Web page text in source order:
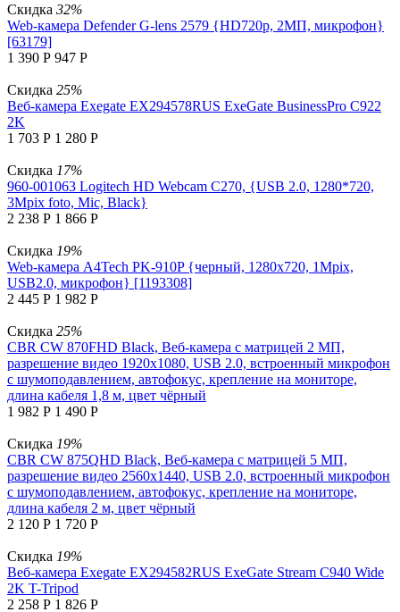
Скидка 32%
Web-камера Defender G-lens 2579 {HD720p, 2МП, микрофон}
[63179]
1 390 Р 947 Р
Скидка 25%
Веб-камера Exegate EX294578RUS ExeGate BusinessPro C922
2K
1 703 Р 1 280 Р
Скидка 17%
960-001063 Logitech HD Webcam C270, {USB 2.0, 1280*720,
3Mpix foto, Mic, Black}
2 238 Р 1 866 Р
Скидка 19%
Web-камера A4Tech PK-910P {черный, 1280x720, 1Mpix,
USB2.0, микрофон} [1193308]
2 445 Р 1 982 Р
Скидка 25%
CBR CW 870FHD Black, Веб-камера с матрицей 2 МП,
разрешение видео 1920х1080, USB 2.0, встроенный микрофон
с шумоподавлением, автофокус, крепление на мониторе,
длина кабеля 1,8 м, цвет чёрный
1 982 Р 1 490 Р
Скидка 19%
CBR CW 875QHD Black, Веб-камера с матрицей 5 МП,
разрешение видео 2560х1440, USB 2.0, встроенный микрофон
с шумоподавлением, автофокус, крепление на мониторе,
длина кабеля 2 м, цвет чёрный
2 120 Р 1 720 Р
Скидка 19%
Веб-камера Exegate EX294582RUS ExeGate Stream C940 Wide
2K T-Tripod
2 258 Р 1 826 Р